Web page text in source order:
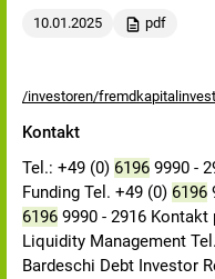
10.01.2025 pdf
/investoren/
Kontakt
Tel.: +49 (0) 6196 9990 -
Funding Tel. +49 (0) 6196
6196 9990 - 2916
Liquidity Management
Bardeschi Debt Investor